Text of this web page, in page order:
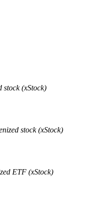
för BTR-innehavare
stock (xStock)
stock (xStock)
ETF (xStock)